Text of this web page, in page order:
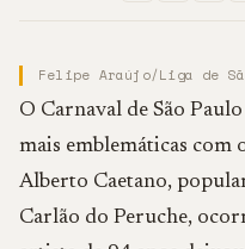
Felipe Araújo/Liga de
O Carnaval de São
mais emblemáticas com
Alberto Caetano,
Carlão do Peruche,